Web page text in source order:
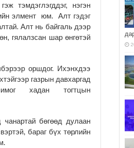
гэж тэмдэглэгддэг, нэгэн
элмент юм. Алт гэдэг
Алт нь байгаль дээр
гялалзсан шар өнгөтэй
оршдог. Ихэнхдээ
газрын давхаргад
хадан тогтцын
чанартай бөгөөд дулаан
бараг бүх төрлийн